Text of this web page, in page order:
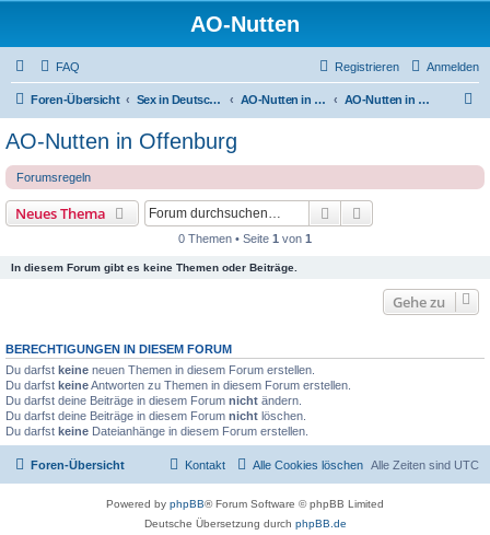
AO-Nutten
FAQ Anmelden
Registrieren
Foren-Übersicht Sex in Deutschland AO-Nutten in Baden-Würtenberg AO-Nutten in Offenburg
AO-Nutten in Offenburg
Forumsregeln
Neues Thema Suche
0 Themen • Seite 1 von 1
In diesem Forum gibt es keine Themen oder Beiträge.
Gehe zu
BERECHTIGUNGEN IN DIESEM FORUM
Du darfst keine neuen Themen in diesem Forum erstellen.
Du darfst keineAntworten zu Themen in diesem Forum erstellen.
Du darfst deine Beiträge in diesem Forum nicht ändern.
Du darfst deine Beiträge in diesem Forum nicht löschen.
Du darfst keine Dateianhänge in diesem Forum erstellen.
Foren-Übersicht Alle Zeiten sind UTC
Alle Cookies löschen
Kontakt
Powered by phpBB® Forum Software © phpBB Limited
Deutsche Übersetzung durch phpBB.de